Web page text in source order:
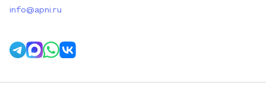
info@apni.ru